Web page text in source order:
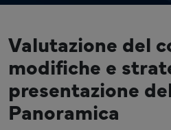
Valutazione del
modifiche e
presentazione
Panoramica